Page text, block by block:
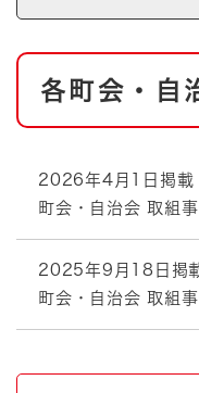
本
各町会・自
2026年4月1日掲載
町会・自治会 取組
2025年9月18日掲
町会・自治会 取組